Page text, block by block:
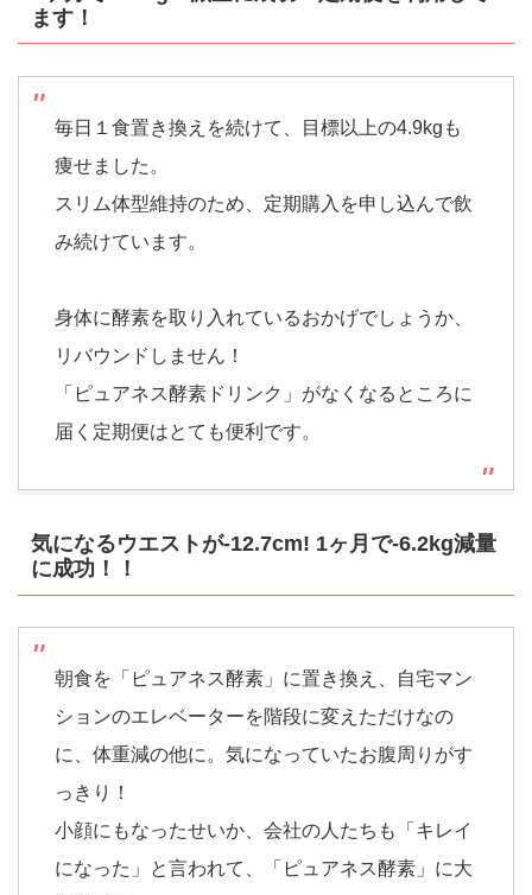
ます！
毎日１食置き換えを続けて、目標以上の4.9kgも
痩せました。
スリム体型維持のため、定期購入を申し込んで飲
み続けています。
身体に酵素を取り入れているおかげでしょうか、
リバウンドしません！
「ピュアネス酵素ドリンク」がなくなるところに
届く定期便はとても便利です。
気になるウエストが-12.7cm! 1ヶ月で-6.2kg減量
に成功！！
朝食を「ピュアネス酵素」に置き換え、自宅マン
ションのエレベーターを階段に変えただけなの
に、体重減の他に。気になっていたお腹周りがす
っきり！
小顔にもなったせいか、会社の人たちも「キレイ
になった」と言われて、「ピュアネス酵素」に大